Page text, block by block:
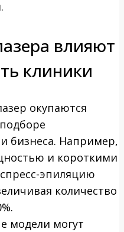
влияют
клиники
окупаются
бизнеса. Например,
и короткими
эпиляцию
количество
модели могут